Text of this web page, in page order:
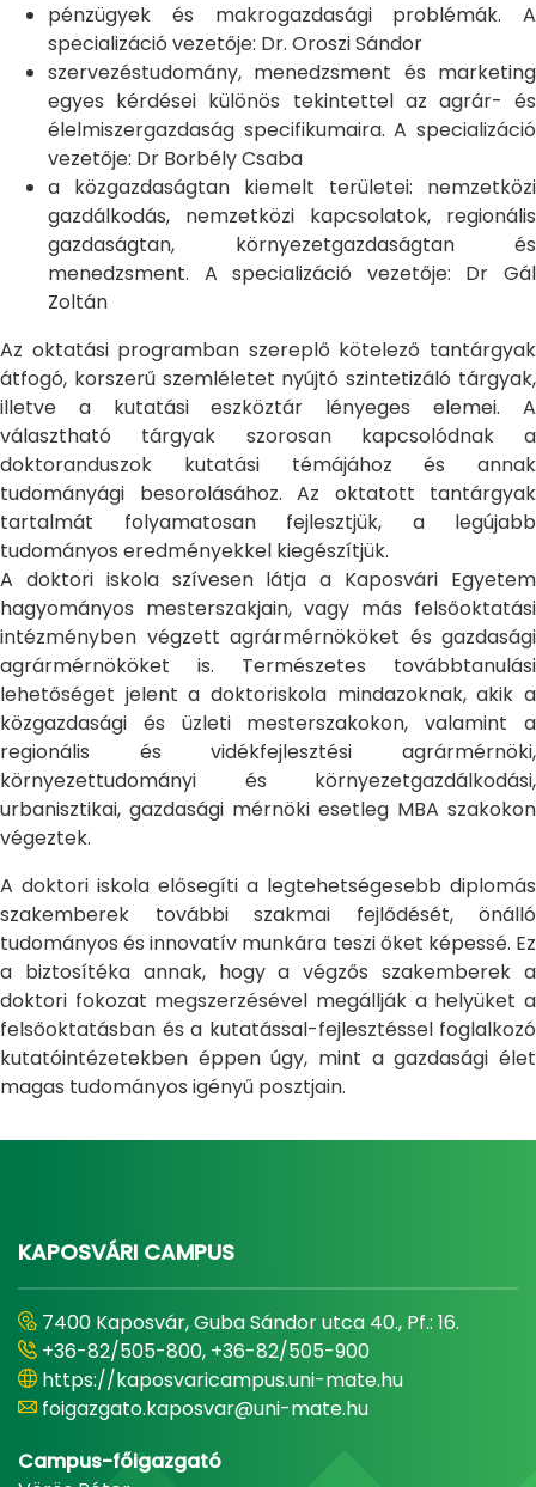
pénzügyek és makrogazdasági problémák. A
specializáció vezetője: Dr. Oroszi Sándor
szervezéstudomány, menedzsment és marketing
egyes kérdései különös tekintettel az agrár- és
élelmiszergazdaság specifikumaira. A specializáció
vezetője: Dr Borbély Csaba
a közgazdaságtan kiemelt területei: nemzetközi
gazdálkodás, nemzetközi kapcsolatok, regionális
gazdaságtan, környezetgazdaságtan és
menedzsment. A specializáció vezetője: Dr Gál
Zoltán
Az oktatási programban szereplő kötelező tantárgyak
átfogó, korszerű szemléletet nyújtó szintetizáló tárgyak,
illetve a kutatási eszköztár lényeges elemei. A
választható tárgyak szorosan kapcsolódnak a
doktoranduszok kutatási témájához és annak
tudományági besorolásához. Az oktatott tantárgyak
tartalmát folyamatosan fejlesztjük, a legújabb
tudományos eredményekkel kiegészítjük.
A doktori iskola szívesen látja a Kaposvári Egyetem
hagyományos mesterszakjain, vagy más felsőoktatási
intézményben végzett agrármérnököket és gazdasági
agrármérnököket is. Természetes továbbtanulási
lehetőséget jelent a doktoriskola mindazoknak, akik a
közgazdasági és üzleti mesterszakokon, valamint a
regionális és vidékfejlesztési agrármérnöki,
környezettudományi és környezetgazdálkodási,
urbanisztikai, gazdasági mérnöki esetleg MBA szakokon
végeztek.
A doktori iskola elősegíti a legtehetségesebb diplomás
szakemberek további szakmai fejlődését, önálló
tudományos és innovatív munkára teszi őket képessé. Ez
a biztosítéka annak, hogy a végzős szakemberek a
doktori fokozat megszerzésével megállják a helyüket a
felsőoktatásban és a kutatással-fejlesztéssel foglalkozó
kutatóintézetekben éppen úgy, mint a gazdasági élet
magas tudományos igényű posztjain.
KAPOSVÁRI CAMPUS
7400 Kaposvár, Guba Sándor utca 40., Pf.: 16.
+36-82/505-800, +36-82/505-900
https://kaposvaricampus.uni-mate.hu
foigazgato.kaposvar@uni-mate.hu
Campus-főigazgató